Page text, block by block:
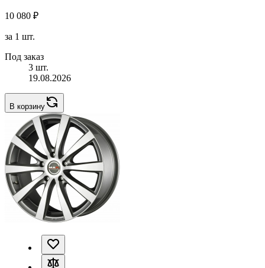
10 080 ₽
за 1 шт.
Под заказ
3 шт.
19.08.2026
В корзину